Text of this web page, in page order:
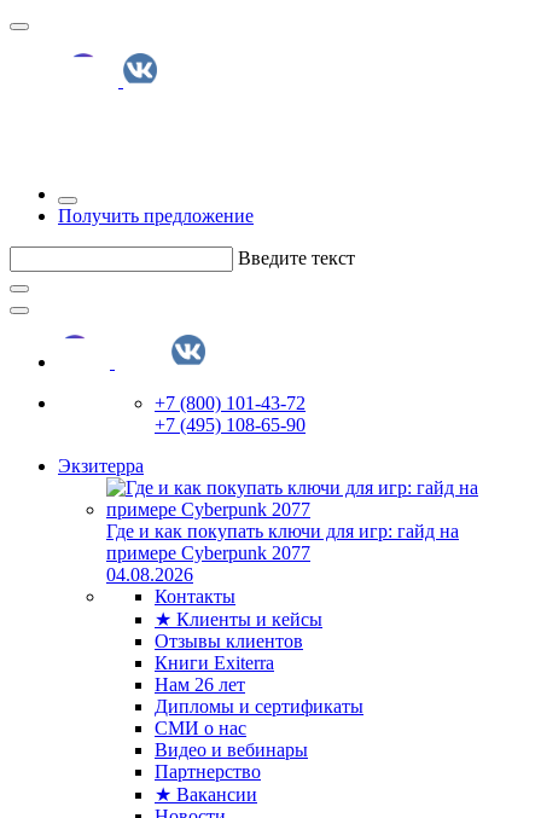
Получить предложение
Введите текст
+7 (800) 101-43-72
+7 (495) 108-65-90
Экзитерра
Где и как покупать ключи для игр: гайд на
примере Cyberpunk 2077
04.08.2026
Контакты
★ Клиенты и кейсы
Отзывы клиентов
Книги Exiterra
Нам 26 лет
Дипломы и сертификаты
СМИ о нас
Видео и вебинары
Партнерство
★ Вакансии